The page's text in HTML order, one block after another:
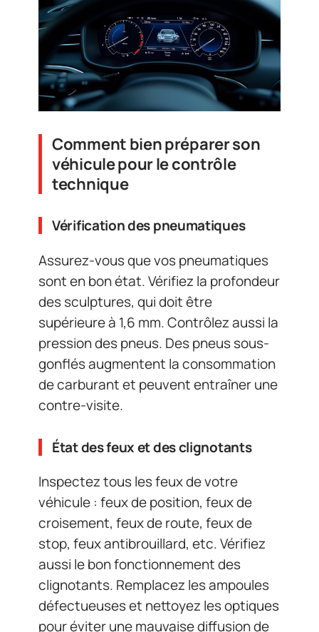
Comment bien préparer son
véhicule pour le contrôle
technique
Vérification des pneumatiques
Assurez-vous que vos pneumatiques
sont en bon état. Vérifiez la profondeur
des sculptures, qui doit être
supérieure à 1,6 mm. Contrôlez aussi la
pression des pneus. Des pneus sous-
gonflés augmentent la consommation
de carburant et peuvent entraîner une
contre-visite.
État des feux et des clignotants
Inspectez tous les feux de votre
véhicule : feux de position, feux de
croisement, feux de route, feux de
stop, feux antibrouillard, etc. Vérifiez
aussi le bon fonctionnement des
clignotants. Remplacez les ampoules
défectueuses et nettoyez les optiques
pour éviter une mauvaise diffusion de